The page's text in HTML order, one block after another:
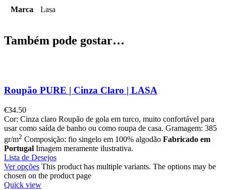
Marca Lasa
Também pode gostar…
Roupão PURE | Cinza Claro | LASA
€34.50
Cor: Cinza claro Roupão de gola em turco, muito confortável para
usar como saída de banho ou como roupa de casa. Gramagem: 385
gr/m2 Composição: fio singelo em 100% algodão Fabricado em
Portugal Imagem meramente ilustrativa.
Lista de Desejos
Ver opções This product has multiple variants. The options may be
chosen on the product page
Quick view